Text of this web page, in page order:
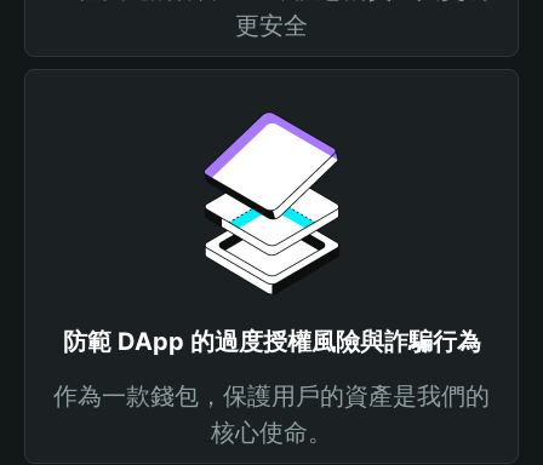
更安全
防範 DApp 的過度授權風險與詐騙行為
作為一款錢包，保護用戶的資產是我們的
核心使命。